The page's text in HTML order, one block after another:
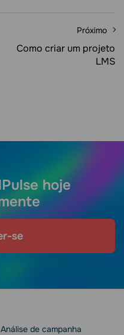
Próximo
Como criar um projeto
LMS
hoje
se
Análise de campanha